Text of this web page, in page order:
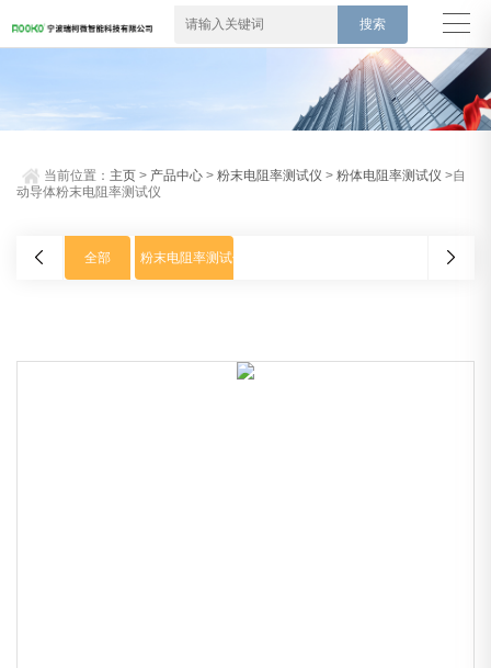
当前位置： 主页 > 产品中心 >粉末电阻率测试仪 >粉体电阻率测试仪 >自
动导体粉末电阻率测试仪
全部 粉末电阻率测试仪